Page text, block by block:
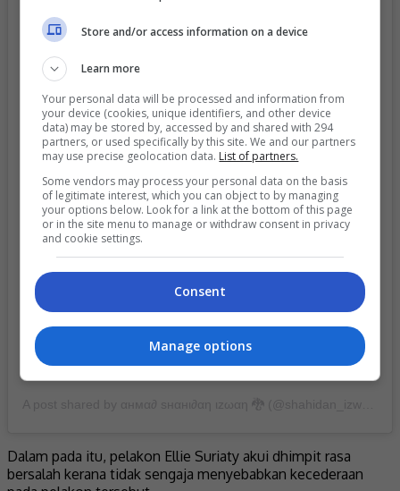
View this post on Instagram
Dalam pada itu, pelakon Ellie Suriaty akui dhimpit rasa
bersalah kerana tidak sengaja menyebabkan kecederaan
Store and/or access information on a device
Learn more
Your personal data will be processed and information from
your device (cookies, unique identifiers, and other device
data) may be stored by, accessed by and shared with 294
partners, or used specifically by this site. We and our partners
may use precise geolocation data. List of partners.
Some vendors may process your personal data on the basis
of legitimate interest, which you can object to by managing
your options below. Look for a link at the bottom of this page
or in the site menu to manage or withdraw consent in privacy
and cookie settings.
Consent
Manage options